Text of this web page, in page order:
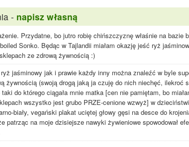
- napisz własną
Przydatne, bo jutro robię chińszczyznę właśnie na bazie
Sonko. Będąc w Tajlandii miałam okazję jeść ryż
ze zdrową żywnością :)
jaśminowy jak i prawie każdy inny można znaleźć w byle
żywnością (swoją drogą jaką ja czuję do nich niechęć, ilekroć
do którego ciągała mnie matka [cen nie pamiętam, bo
wszystko jest grubo PRZE-cenione wzwyż] w
biały, vegański plakat uciętej głowy gęsi na desce do
patrząc na moje dzisiejsze nawyki żywieniowe spowodował